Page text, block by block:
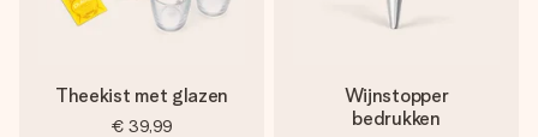
Theekist met glazen
€ 39,99
Wijnstopper
bedrukken